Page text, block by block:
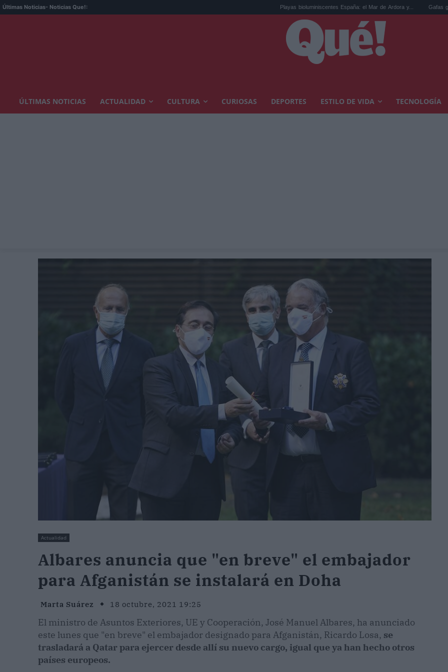
Últimas Noticias- Noticias Que!: Playas bioluminiscentes España: el Mar de Ardora y... Gafas gratis para
ÚLTIMAS NOTICIAS ACTUALIDAD CULTURA CURIOSAS DEPORTES ESTILO DE VIDA TECNOLOGÍA
Actualidad
Albares anuncia que "en breve" el embajador
para Afganistán se instalará en Doha
Marta Suárez 18 octubre, 2021 19:25
El ministro de Asuntos Exteriores, UE y Cooperación, José Manuel Albares, ha anunciado
este lunes que "en breve" el embajador designado para Afganistán, Ricardo Losa, se
trasladará a Qatar para ejercer desde allí su nuevo cargo, igual que ya han hecho otros
países europeos.